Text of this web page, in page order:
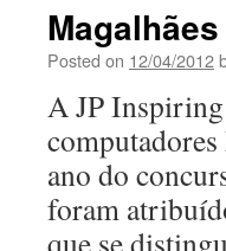
Posted on 12/04/2012
A JP Inspiring
computadores
ano do
foram
que se